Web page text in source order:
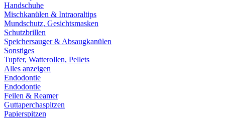
Handschuhe
Mischkanülen & Intraoraltips
Mundschutz, Gesichtsmasken
Schutzbrillen
Speichersauger & Absaugkanülen
Sonstiges
Tupfer, Watterollen, Pellets
Alles anzeigen
Endodontie
Endodontie
Feilen & Reamer
Guttaperchaspitzen
Papierspitzen